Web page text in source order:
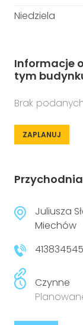
Niedziela
Informacje
tym
Brak
ZAPLANUJ
Juliusza
Miechów
413834545
Czynne